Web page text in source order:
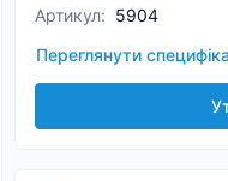
Артикул: 5904
Переглянути